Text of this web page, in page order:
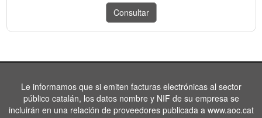
Le informamos que si emiten facturas electrónicas al sector
público catalán, los datos nombre y NIF de su empresa se
incluirán en una relación de proveedores publicada a www.aoc.cat